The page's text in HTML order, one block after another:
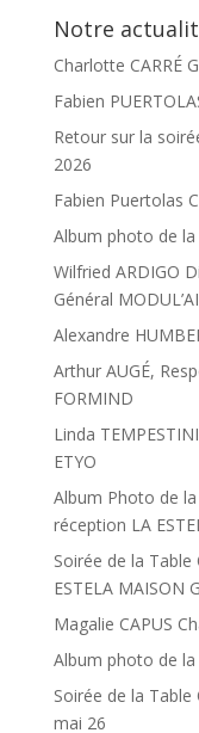
Notre
Charlotte CARRÉ
Fabien
Retour sur la
2026
Fabien Puertolas
Album photo de
Wilfried ARDIGO
Général
Alexandre
Arthur AUGÉ,
FORMIND
Linda
ETYO
Album Photo de
réception LA
Soirée de la
ESTELA MAISON
Magalie CAPUS
Album photo de
Soirée de la Table
mai 26